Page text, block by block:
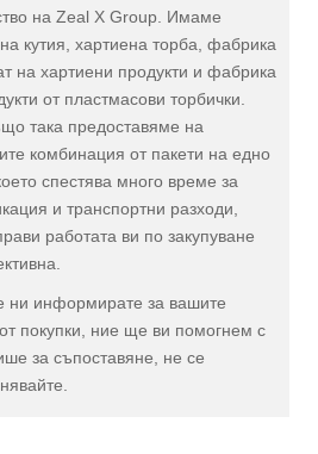
на Zeal X Group. Имаме
кутия, хартиена торба, фабрика
на хартиени продукти и фабрика
от пластмасови торбички.
така предоставяме на
комбинация от пакети на едно
спестява много време за
и транспортни разходи,
работата ви по закупуване
ни информирате за вашите
покупки, ние ще ви помогнем с
за съпоставяне, не се